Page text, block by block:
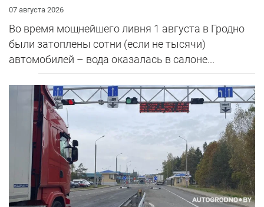
07 августа 2026
Во время мощнейшего ливня 1 августа в Гродно
были затоплены сотни (если не тысячи)
автомобилей – вода оказалась в салоне...